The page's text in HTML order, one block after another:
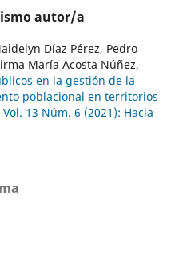
autor/a
Díaz Pérez, Pedro
María Acosta Núñez,
en la gestión de la
poblacional en territorios
13 Núm. 6 (2021): Hacia